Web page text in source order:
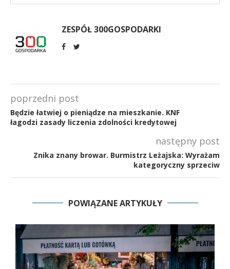
ZESPÓŁ 300GOSPODARKI
poprzedni post
Będzie łatwiej o pieniądze na mieszkanie. KNF
łagodzi zasady liczenia zdolności kredytowej
następny post
Znika znany browar. Burmistrz Leżajska: Wyrażam
kategoryczny sprzeciw
POWIĄZANE ARTYKUŁY